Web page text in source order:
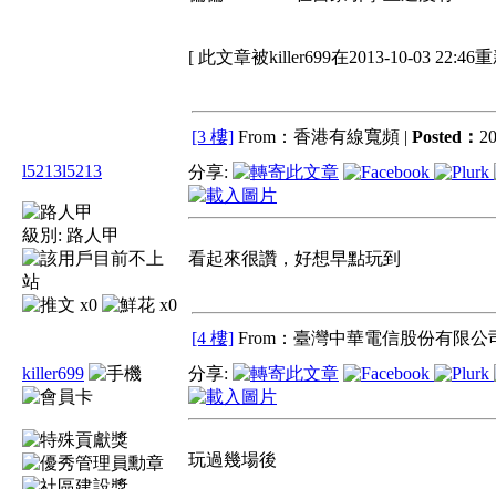
[ 此文章被killer699在2013-10-03 22:46
[3 樓] From：香港有線寬頻 | Posted：
l5213l5213
級別: 路人甲
x0 x0
分享:
看起來很讚，好想早點玩到
[4 樓] From：臺灣中華電信股份有限公
killer699
分享:
玩過幾場後